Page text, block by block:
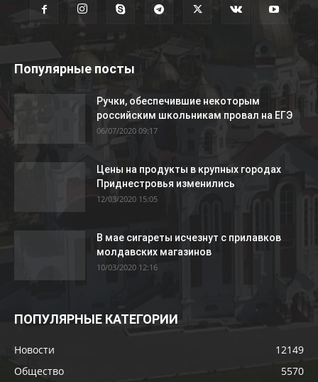
Популярные посты
Ручки, обеспечившие некоторым
российским школьникам провал на ЕГЭ
06/07/2020 09:17
Цены на продукты в крупных городах
Приднестровья изменились
12/03/2020 15:05
В мае сигареты исчезнут с прилавков
молдавских магазинов
10/03/2020 12:16
ПОПУЛЯРНЫЕ КАТЕГОРИИ
Новости
12149
Общество
5570